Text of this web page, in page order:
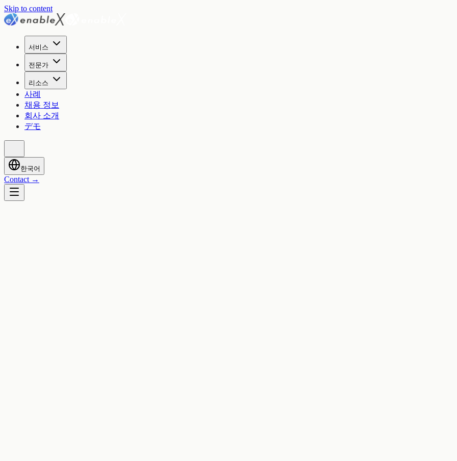
Skip to content
서비스
전문가
리소스
사례
채용 정보
회사 소개
デモ
한국어
Contact →